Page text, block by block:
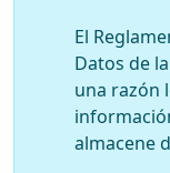
El
Datos de
una razón
almacene